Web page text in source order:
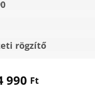
rögzítő
990 Ft